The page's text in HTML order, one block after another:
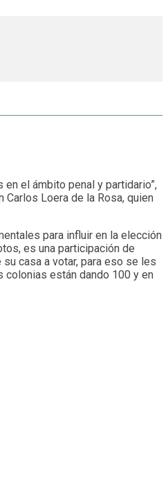
el ámbito penal y partidario”,
Loera de la Rosa, quien
para influir en la elección
es una participación de
casa a votar, para eso se les
colonias están dando 100 y en